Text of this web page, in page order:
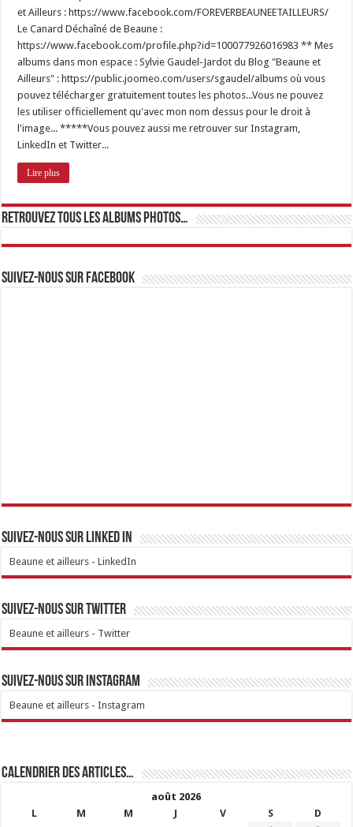
et Ailleurs : https://www.facebook.com/FOREVERBEAUNEETAILLEURS/
Le Canard Déchaîné de Beaune :
https://www.facebook.com/profile.php?id=100077926016983 ** Mes
albums dans mon espace : Sylvie Gaudel-Jardot du Blog "Beaune et
Ailleurs" : https://public.joomeo.com/users/sgaudel/albums où vous
pouvez télécharger gratuitement toutes les photos...Vous ne pouvez
les utiliser officiellement qu'avec mon nom dessus pour le droit à
l'image... *****Vous pouvez aussi me retrouver sur Instagram,
LinkedIn et Twitter...
Lire plus
Retrouvez tous les albums photos…
Suivez-nous sur Facebook
Suivez-nous sur linked IN
Beaune et ailleurs - LinkedIn
Suivez-nous sur Twitter
Beaune et ailleurs - Twitter
Suivez-nous sur Instagram
Beaune et ailleurs - Instagram
Calendrier des articles…
août 2026
L
M M J V S
D